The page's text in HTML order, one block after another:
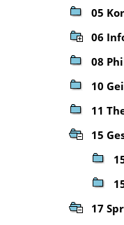
05
06
08
10
11
15
17